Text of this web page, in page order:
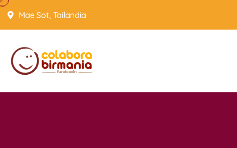
Mae Sot, Tailandia